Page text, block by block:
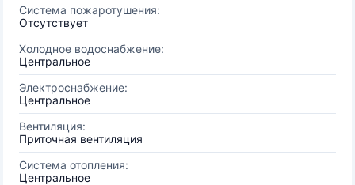
Система пожаротушения:
Отсутствует
Холодное водоснабжение:
Центральное
Электроснабжение:
Центральное
Вентиляция:
Приточная вентиляция
Система отопления:
Центральное